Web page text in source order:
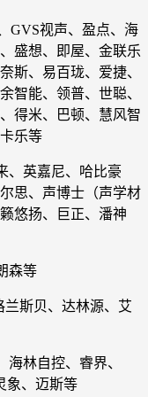
GVS视声、盈点、海
盛想、即屋、金联乐
斯、易百珑、爱捷、
智能、领普、世聪、
得米、巴顿、慧风智
乐等
、英嘉尼、哈比豪
思、声博士（声学材
悠扬、巨正、潘神
森等
兰斯贝、达林源、艾
林自控、睿界、
象、迈斯等